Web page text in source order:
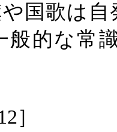
国歌は
般的な常
］